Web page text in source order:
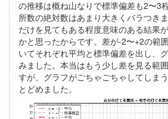
の推移は概ね山なりで標準偏差も2〜3
所数の絶対数はあまり大きくバラつき
だけを見てもある程度意味のある結果
かと思ったからです。差が-2〜+2の範
いてそれぞれ平均と標準偏差を出し、
みました。本当はもう少し差を見る範
すが、グラフがごちゃごちゃしてしま
とどめました。